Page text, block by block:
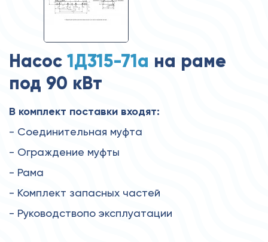
Насос 1Д315-71а на раме
под 90 кВт
В комплект поставки входят:
- Соединительная муфта
- Ограждение муфты
- Рама
- Комплект запасных частей
- Руководствопо эксплуатации